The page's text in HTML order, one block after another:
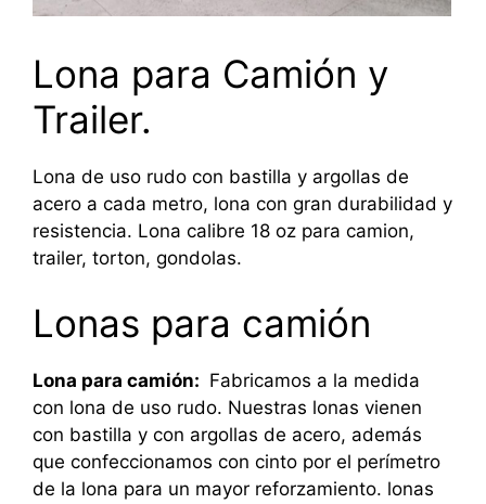
Lona para Camión y
Trailer.
Lona de uso rudo con bastilla y argollas de
acero a cada metro, lona con gran durabilidad y
resistencia. Lona calibre 18 oz para camion,
trailer, torton, gondolas.
Lonas para camión
Lona para camión: Fabricamos a la medida
con lona de uso rudo. Nuestras lonas vienen
con bastilla y con argollas de acero, además
que confeccionamos con cinto por el perímetro
de la lona para un mayor reforzamiento. lonas